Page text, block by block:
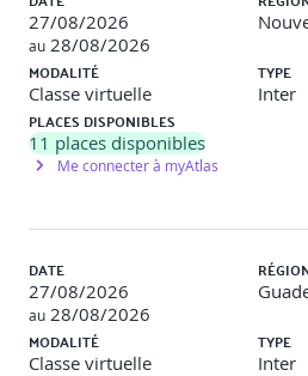
● Tableaux accessibles
relations logiques) (0h30)
● Multimédia accessible : sous-
alternatives audio/vidéo (0h30)
● Gestion du focus clavier,
● Atelier : correction guidée
Après-midi – Intégration
erreurs à éviter (3h30)
27/08/2026
au 28/08/2026
MODALITÉ
Classe virtuelle
TYPE
Inter
PLACES DISPONIBLES
11 places disponibles
Me connecter à myAtlas
DATE
27/08/2026
au 28/08/2026
MODALITÉ
Classe virtuelle
TYPE
Inter